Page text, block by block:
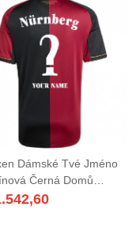
Dámské Tvé Jméno
Černá Domů
Dresy 2025/26 Dres